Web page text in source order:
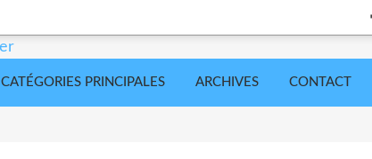
CATÉGORIES PRINCIPALES ARCHIVES CONTACT